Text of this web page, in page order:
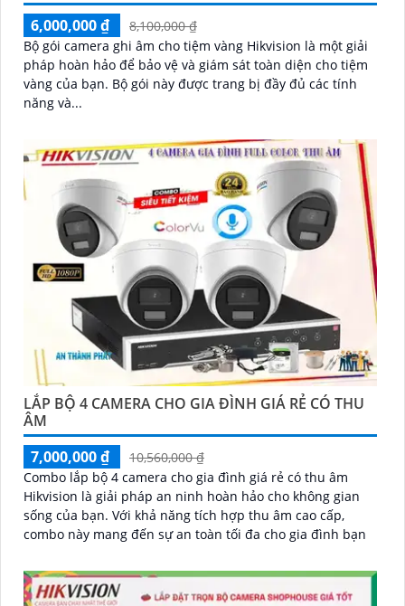
6,000,000 ₫
8,100,000 ₫
Bộ gói camera ghi âm cho tiệm vàng Hikvision là một giải
pháp hoàn hảo để bảo vệ và giám sát toàn diện cho tiệm
vàng của bạn. Bộ gói này được trang bị đầy đủ các tính
năng và...
LẮP BỘ 4 CAMERA CHO GIA ĐÌNH GIÁ RẺ CÓ THU
ÂM
7,000,000 ₫
10,560,000 ₫
Combo lắp bộ 4 camera cho gia đình giá rẻ có thu âm
Hikvision là giải pháp an ninh hoàn hảo cho không gian
sống của bạn. Với khả năng tích hợp thu âm cao cấp,
combo này mang đến sự an toàn tối đa cho gia đình bạn